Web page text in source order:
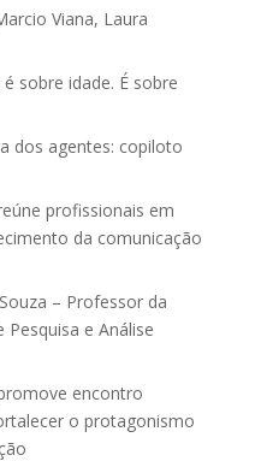
Viana, Laura
sobre idade. É sobre
dos agentes: copiloto
profissionais em
da comunicação
– Professor da
e Análise
encontro
o protagonismo